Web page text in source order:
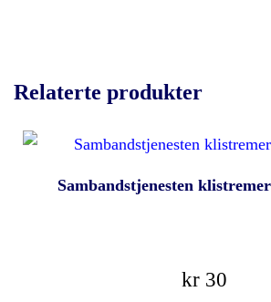
Relaterte produkter
Sambandstjenesten
kr 30